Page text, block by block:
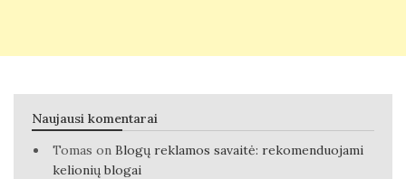
Naujausi komentarai
Tomas on Blogų reklamos savaitė: rekomenduojami
kelionių blogai